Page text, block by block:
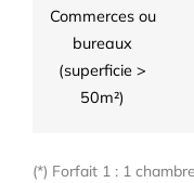
Commerces ou
bureaux
(superficie >
50m²)
(*) Forfait 1 : 1